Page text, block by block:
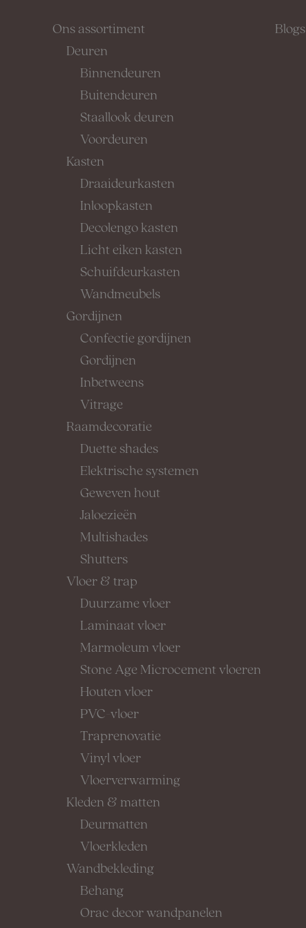
Ons assortiment
Deuren
Binnendeuren
Buitendeuren
Staallook deuren
Voordeuren
Kasten
Draaideurkasten
Inloopkasten
Decolengo kasten
Licht eiken kasten
Schuifdeurkasten
Wandmeubels
Gordijnen
Confectie gordijnen
Gordijnen
Inbetweens
Vitrage
Raamdecoratie
Duette shades
Elektrische systemen
Geweven hout
Jaloezieën
Multishades
Shutters
Vloer & trap
Duurzame vloer
Laminaat vloer
Marmoleum vloer
Stone Age Microcement vloeren
Houten vloer
PVC-vloer
Traprenovatie
Vinyl vloer
Vloerverwarming
Kleden & matten
Deurmatten
Vloerkleden
Wandbekleding
Behang
Orac decor wandpanelen
Blogs